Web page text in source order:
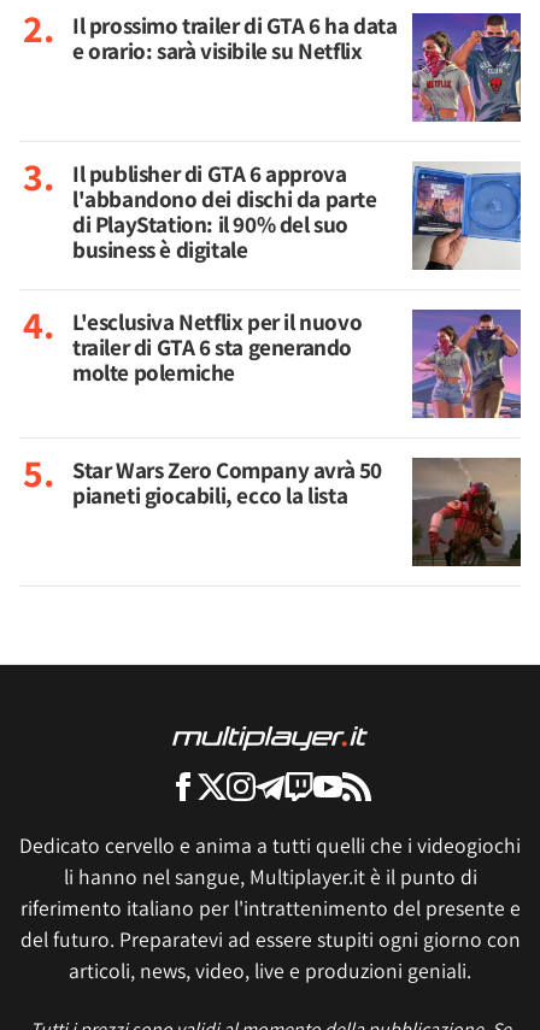
Il prossimo trailer di GTA 6 ha data
e orario: sarà visibile su Netflix
Il publisher di GTA 6 approva
l'abbandono dei dischi da parte
di PlayStation: il 90% del suo
business è digitale
L'esclusiva Netflix per il nuovo
trailer di GTA 6 sta generando
molte polemiche
Star Wars Zero Company avrà 50
pianeti giocabili, ecco la lista
Dedicato cervello e anima a tutti quelli che i videogiochi
li hanno nel sangue, Multiplayer.it è il punto di
riferimento italiano per l'intrattenimento del presente e
del futuro. Preparatevi ad essere stupiti ogni giorno con
articoli, news, video, live e produzioni geniali.